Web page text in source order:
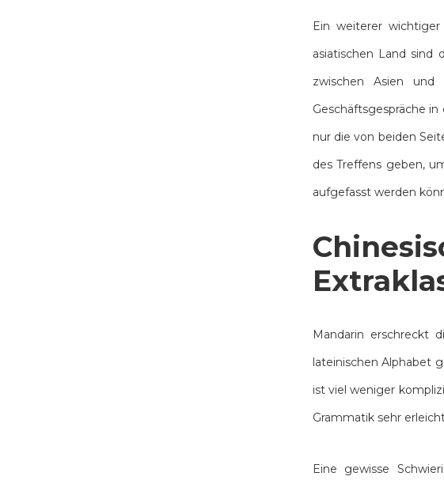
Ein weiterer
asiatischen Land sind
zwischen Asien und
Geschäftsgespräche
nur die von beiden
des Treffens geben,
aufgefasst werden
Mandarin erschreckt
lateinischen Alphabet
ist viel weniger
Grammatik sehr
Eine gewisse